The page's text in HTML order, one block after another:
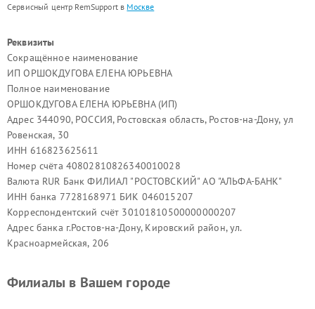
Сервисный центр RemSupport в Москве
Реквизиты
Сокращённое наименование
ИП ОРШОКДУГОВА ЕЛЕНА ЮРЬЕВНА
Полное наименование
ОРШОКДУГОВА ЕЛЕНА ЮРЬЕВНА (ИП)
Адрес 344090, РОССИЯ, Ростовская область, Ростов-на-Дону, ул
Ровенская, 30
ИНН 616823625611
Номер счёта 40802810826340010028
Валюта RUR Банк ФИЛИАЛ "РОСТОВСКИЙ" АО "АЛЬФА-БАНК"
ИНН банка 7728168971 БИК 046015207
Корреспондентский счёт 30101810500000000207
Адрес банка г.Ростов-на-Дону, Кировский район, ул.
Красноармейская, 206
Филиалы в Вашем городе